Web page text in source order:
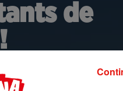
de
la maire d'une petite